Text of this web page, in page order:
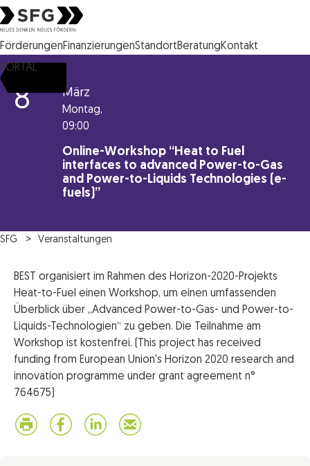
Steirische Wirtschaftsförderungsgesellschaft mbH SFG Logo
FörderungenFinanzierungenStandortBeratungKontakt
PORTAL
8 März
Montag,
09:00
Online-Workshop “Heat to Fuel
interfaces to advanced Power-to-Gas
and Power-to-Liquids Technologies (e-
fuels)”
SFG Veranstaltungen
BEST organisiert im Rahmen des Horizon-2020-Projekts
Heat-to-Fuel einen Workshop, um einen umfassenden
Überblick über „Advanced Power-to-Gas- und Power-to-
Liquids-Technologien“ zu geben. Die Teilnahme am
Workshop ist kostenfrei. (This project has received
funding from European Union's Horizon 2020 research and
innovation programme under grant agreement n°
764675)